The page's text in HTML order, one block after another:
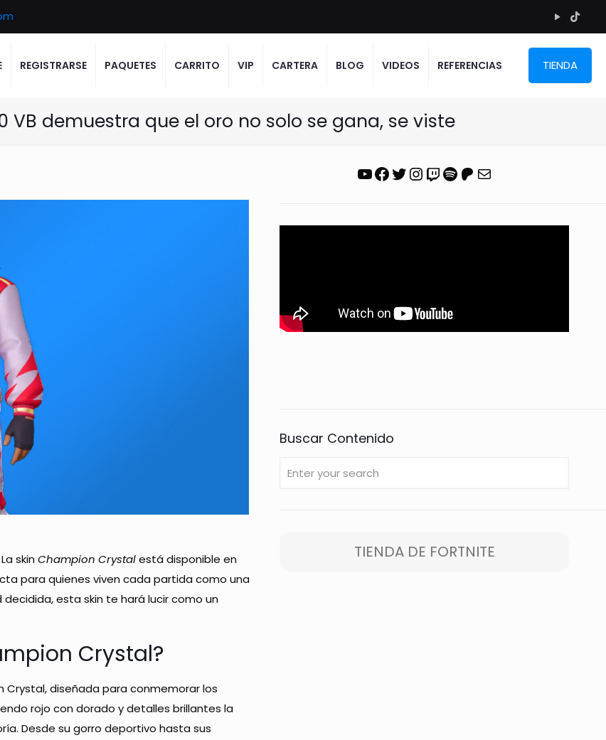
REGISTRARSE PAQUETES CARRITO VIP CARTERA BLOG VIDEOS REFERENCIAS TIENDA
VB demuestra que el oro no solo se gana, se viste
skinChampion Crystalestá disponible en
para quienes viven cada partida como una
esta skin te hará lucir como un
Crystal?
Crystal, diseñada para conmemorar los
rojo con dorado y detalles brillantes la
Desde su gorro deportivo hasta sus
YouTube
Facebook
Twitter
Instagram
Twitch
Spotify
Patreon
Correo electrónico
Buscar Contenido
TIENDA DE FORTNITE